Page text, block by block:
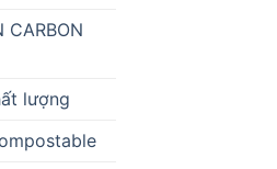
CARBON
lượng